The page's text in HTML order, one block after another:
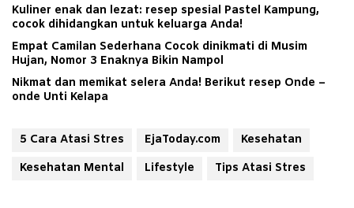
Kuliner enak dan lezat: resep spesial Pastel Kampung,
cocok dihidangkan untuk keluarga Anda!
Empat Camilan Sederhana Cocok dinikmati di Musim
Hujan, Nomor 3 Enaknya Bikin Nampol
Nikmat dan memikat selera Anda! Berikut resep Onde –
onde Unti Kelapa
5 Cara Atasi Stres EjaToday.com
Kesehatan
Kesehatan Mental
Lifestyle Tips Atasi Stres